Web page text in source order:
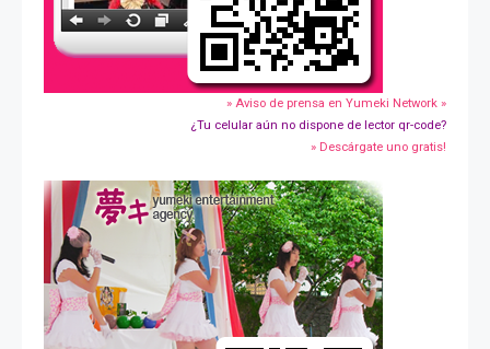
» Aviso de prensa en Yumeki Network »
¿Tu celular aún no dispone de lector qr-code?
» Descárgate uno gratis!